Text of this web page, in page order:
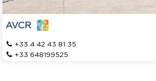
AVCR
+33 4 42 43 81 35
+33 648199525